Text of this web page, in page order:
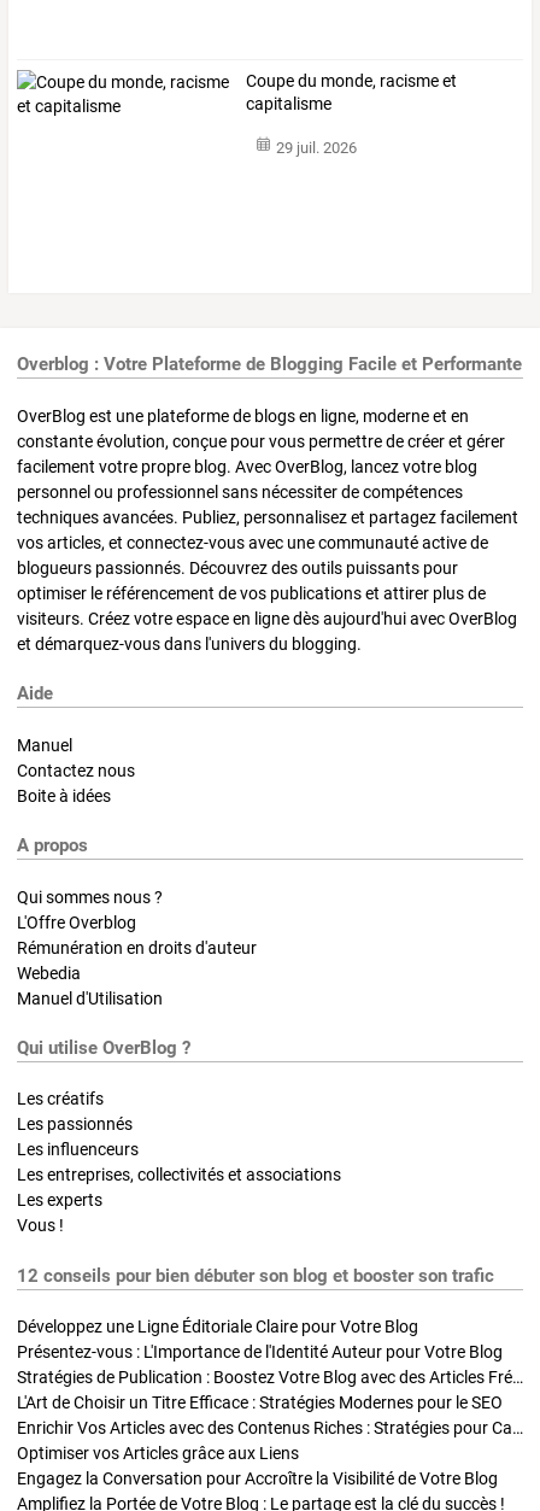
Coupe du monde, racisme et
capitalisme
29 juil. 2026
Overblog : Votre Plateforme de Blogging Facile et Performante
OverBlog est une plateforme de blogs en ligne, moderne et en
constante évolution, conçue pour vous permettre de créer et gérer
facilement votre propre blog. Avec OverBlog, lancez votre blog
personnel ou professionnel sans nécessiter de compétences
techniques avancées. Publiez, personnalisez et partagez facilement
vos articles, et connectez-vous avec une communauté active de
blogueurs passionnés. Découvrez des outils puissants pour
optimiser le référencement de vos publications et attirer plus de
visiteurs. Créez votre espace en ligne dès aujourd'hui avec OverBlog
et démarquez-vous dans l'univers du blogging.
Aide
Manuel
Contactez nous
Boite à idées
A propos
Qui sommes nous ?
L'Offre Overblog
Rémunération en droits d'auteur
Webedia
Manuel d'Utilisation
Qui utilise OverBlog ?
Les créatifs
Les passionnés
Les influenceurs
Les entreprises, collectivités et associations
Les experts
Vous !
12 conseils pour bien débuter son blog et booster son trafic
Développez une Ligne Éditoriale Claire pour Votre Blog
Présentez-vous : L'Importance de l'Identité Auteur pour Votre Blog
Stratégies de Publication : Boostez Votre Blog avec des Articles Fréquents et Exclusifs
L'Art de Choisir un Titre Efficace : Stratégies Modernes pour le SEO
Enrichir Vos Articles avec des Contenus Riches : Stratégies pour Captiver et Optimiser
Optimiser vos Articles grâce aux Liens
Engagez la Conversation pour Accroître la Visibilité de Votre Blog
Amplifiez la Portée de Votre Blog : Le partage est la clé du succès !